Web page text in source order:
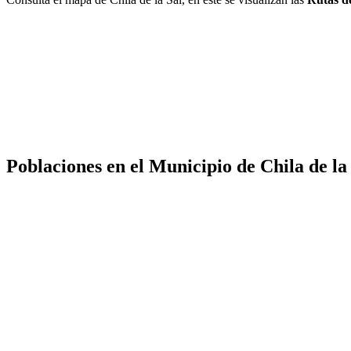
Poblaciones en el Municipio de Chila de la